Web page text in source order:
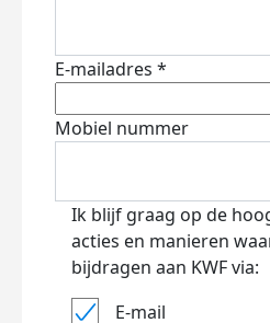
E-mailadres *
Mobiel nummer
Ik blijf graag op de
acties en manieren
bijdragen aan KWF via:
E-mail